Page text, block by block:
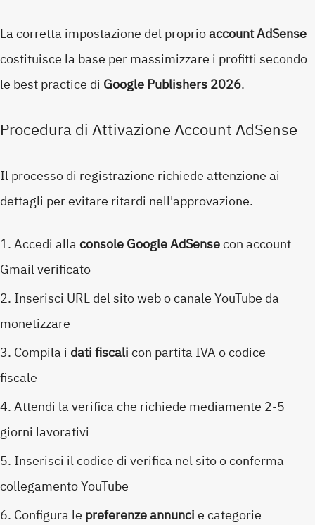
La corretta impostazione del proprioaccount AdSense
costituisce la base per massimizzare i profitti secondo
le best practice di Google Publishers 2026.
Procedura di Attivazione Account AdSense
Il processo di registrazione richiede attenzione ai
dettagli per evitare ritardi nell'approvazione.
Accedi allaconsole Google AdSensecon account
Gmail verificato
Inserisci URL del sito web o canale YouTube da
monetizzare
Compila i dati fiscalicon partita IVA o codice
fiscale
Attendi la verifica che richiede mediamente 2-5
giorni lavorativi
Inserisci il codice di verifica nel sito o conferma
collegamento YouTube
Configura le preferenze annuncie categorie